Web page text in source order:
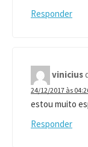
Responder
vinicius
24/12/2017 às
estou muito
Responder